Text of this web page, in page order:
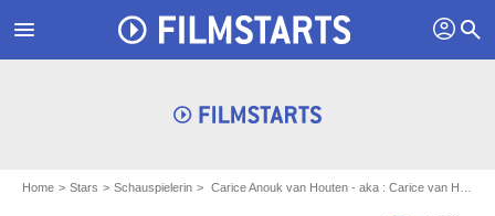
menu profil search
Home Stars Schauspielerin Carice Anouk van Houten - aka : Carice van Houten